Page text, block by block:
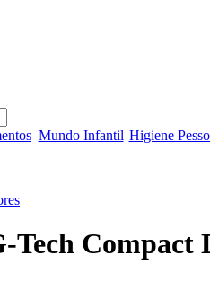
Mundo Infantil Higiene
Tech Compact